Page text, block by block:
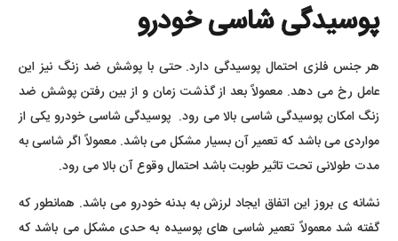
پوسیدگی شاسی خودرو
هر جنس فلزی احتمال پوسیدگی دارد. حتی با پوشش ضد زنگ نیز این
عامل رخ می دهد. معمولاً بعد از گذشت زمان و از بین رفتن پوشش ضد
زنگ امکان پوسیدگی شاسی بالا می رود. پوسیدگی شاسی خودرو یکی از
مواردی می باشد که تعمیر آن بسیار مشکل می باشد. معمولاً اگر شاسی به
مدت طولانی تحت تاثیر طوبت باشد احتمال وقوع آن بالا می رود.
نشانه ی بروز این اتفاق ایجاد لرزش به بدنه خودرو می باشد. همانطور که
گفته شد معمولاً تعمیر شاسی های پوسیده به حدی مشکل می باشد که